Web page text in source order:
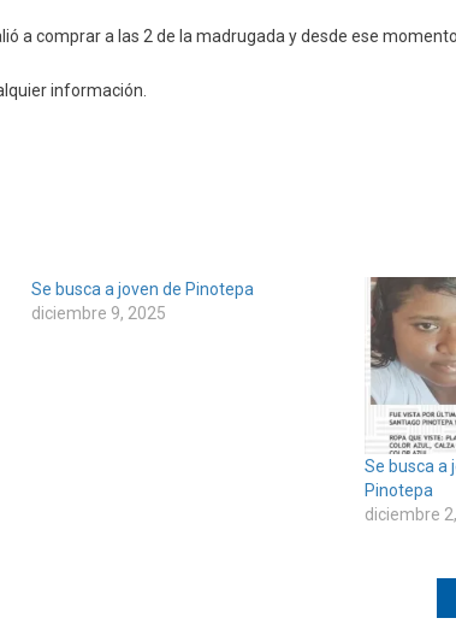
Pinotepa
a comprar a las 2 de la madrugada y desde ese momento
información.
Se busca a joven de Pinotepa
diciembre 9, 2025
Se busca a
Pinotepa
diciembre